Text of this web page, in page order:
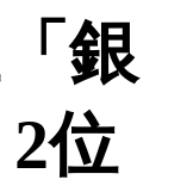
銀
位